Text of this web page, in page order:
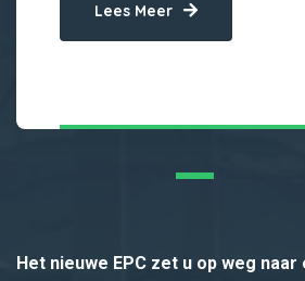
Lees Meer
Het nieuwe EPC zet u op weg